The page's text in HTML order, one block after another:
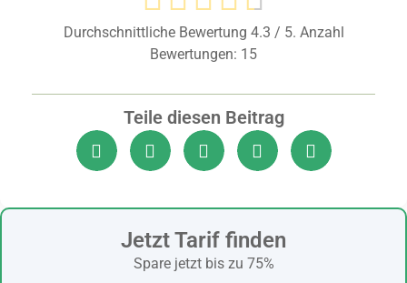
Durchschnittliche Bewertung 4.3 / 5. Anzahl
Bewertungen: 15
Teile diesen Beitrag
Jetzt Tarif finden
Spare jetzt bis zu 75%